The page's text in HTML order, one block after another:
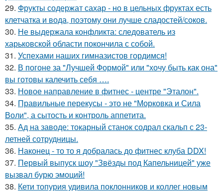
29. Фрукты содержат сахар - но в цельных фруктах есть
клетчатка и вода, поэтому они лучше сладостей/соков.
30. Не выдержала конфликта: следователь из
харьковской области покончила с собой.
31. Успехами наших гимназистов гордимся!
32. В погоне за "Лучшей Формой" или "хочу быть как она"
вы готовы калечить себя ….
33. Новое направление в фитнес - центре "Эталон".
34. Правильные перекусы - это не "Морковка и Сила
Воли", а сытость и контроль аппетита.
35. Ад на заводе: токарный станок содрал скальп с 23-
летней сотрудницы.
36. Наконец - то то я добралась до фитнес клуба DDX!
37. Первый выпуск шоу "Звёзды под Капельницей" уже
вызвал бурю эмоций!
38. Кети топурия удивила поклонников и коллег новым